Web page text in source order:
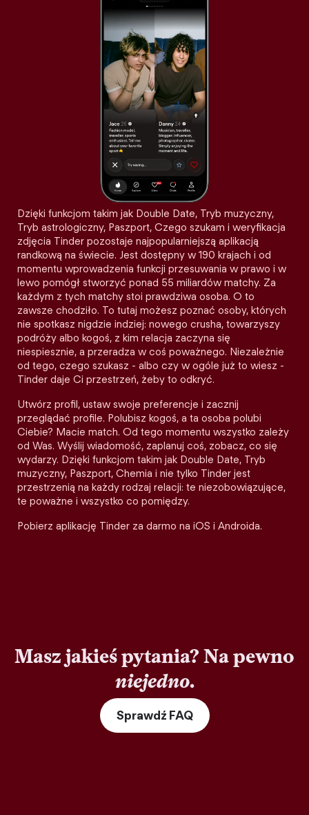
Dzięki funkcjom takim jak Double Date, Tryb muzyczny,
Tryb astrologiczny, Paszport, Czego szukam i weryfikacja
zdjęcia Tinder pozostaje najpopularniejszą aplikacją
randkową na świecie. Jest dostępny w 190 krajach i od
momentu wprowadzenia funkcji przesuwania w prawo i w
lewo pomógł stworzyć ponad 55 miliardów matchy. Za
każdym z tych matchy stoi prawdziwa osoba. O to
zawsze chodziło. To tutaj możesz poznać osoby, których
nie spotkasz nigdzie indziej: nowego crusha, towarzyszy
podróży albo kogoś, z kim relacja zaczyna się
niespiesznie, a przeradza w coś poważnego. Niezależnie
od tego, czego szukasz - albo czy w ogóle już to wiesz -
Tinder daje Ci przestrzeń, żeby to odkryć.
Utwórz profil, ustaw swoje preferencje i zacznij
przeglądać profile. Polubisz kogoś, a ta osoba polubi
Ciebie? Macie match. Od tego momentu wszystko zależy
od Was. Wyślij wiadomość, zaplanuj coś, zobacz, co się
wydarzy. Dzięki funkcjom takim jak Double Date, Tryb
muzyczny, Paszport, Chemia i nie tylko Tinder jest
przestrzenią na każdy rodzaj relacji: te niezobowiązujące,
te poważne i wszystko co pomiędzy.
Pobierz aplikację Tinder za darmo na iOS i Androida.
Masz jakieś pytania? Na pewno
niejedno.
Sprawdź FAQ